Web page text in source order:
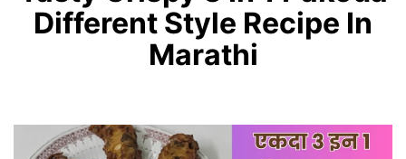
Different Style Recipe In
Marathi